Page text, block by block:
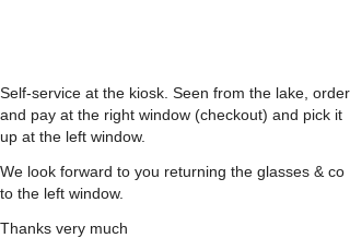
Self-service at the kiosk. Seen from the lake, order
and pay at the right window (checkout) and pick it
up at the left window.
We look forward to you returning the glasses & co
to the left window.
Thanks very much